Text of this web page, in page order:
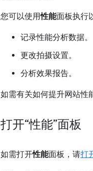
您可以使用性能面板执行
记录性能分析数据。
更改拍摄设置。
分析效果报告。
如需有关如何提升网站性
打开“性能”面板
如需打开性能面板，请打